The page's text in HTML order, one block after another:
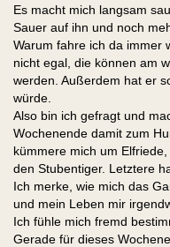
Es macht mich langsam
Sauer auf ihn und noch
Warum fahre ich da immer
nicht egal, die können am
werden. Außerdem hat er
würde.
Also bin ich gefragt und
Wochenende damit zum
kümmere mich um
den Stubentiger. Letztere
Ich merke, wie mich das
und mein Leben mir
Ich fühle mich fremd
Gerade für dieses